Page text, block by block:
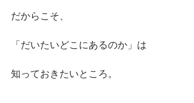
だからこそ、
「だいたいどこにあるのか」は
知っておきたいところ。